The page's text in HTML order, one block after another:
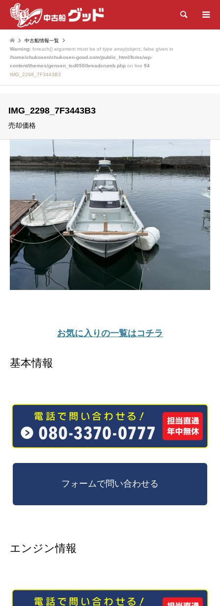
検索
中古船情報一覧
Warning: foreach() argument must be of type array|object, false given in
/home/chukosen/chukosen-good.com/public_html/fcms/wp-
content/themes/gensen_tcd050/breadcrumb.php on line 94
IMG_2298_7F3443B3
IMG_2298_7F3443B3
売却価格
お気に入りの一覧はコチラ
基本情報
エンジン情報